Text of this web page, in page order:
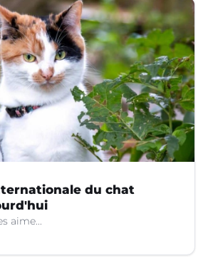
du chat
aime...